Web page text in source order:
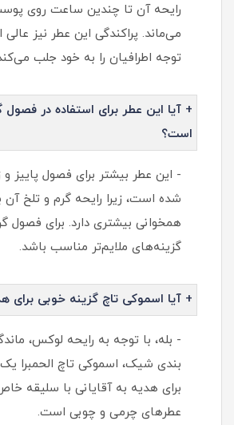
رایحه آن تا چندین ساعت روی
می‌ماند. پراکندگی این عطر نیز
توجه اطرافیان را به خود جلب
+ آیا این عطر برای استفاده در
است؟
- این عطر بیشتر برای فصول پاییز
شده است، زیرا رایحه گرم و تلخ آن
همخوانی بیشتری دارد. برای فصول
گزینه‌های ملایم‌تر مناسب باشد.
+ آیا اسموکی تاچ گزینه خوبی برای
- بله، با توجه به رایحه لوکس،
بندی شیک، اسموکی تاچ الحمبرا
برای هدیه به آقایانی با سلیقه
عطرهای چرمی و چوبی است.